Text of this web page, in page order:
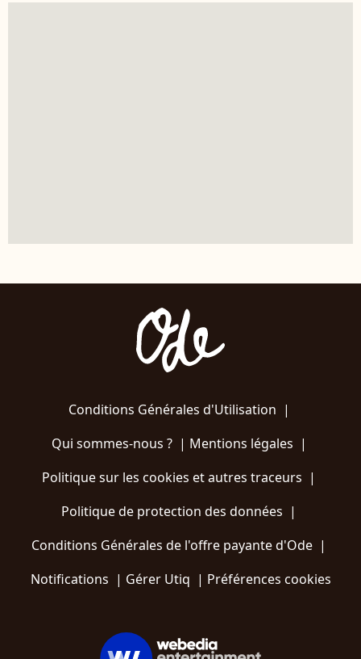
Conditions Générales d'Utilisation |
Qui sommes-nous ?| Mentions légales |
Politique sur les cookies et autres traceurs |
Politique de protection des données |
Conditions Générales de l'offre payante d'Ode |
Notifications | Gérer Utiq | Préférences cookies